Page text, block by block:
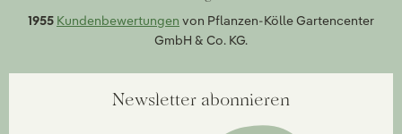
1955 Kundenbewertungen von Pflanzen-Kölle Gartencenter
GmbH & Co. KG.
Newsletter abonnieren